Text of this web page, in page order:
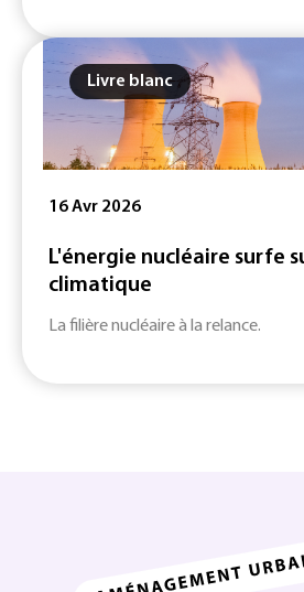
Livre blanc
16 Avr 2026
L'énergie nucléaire surfe
climatique
La filière nucléaire à la relance.